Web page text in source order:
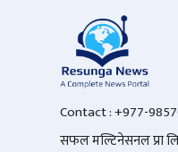
Contact : +977-
सफल मल्टिनेसनल प्रा लि